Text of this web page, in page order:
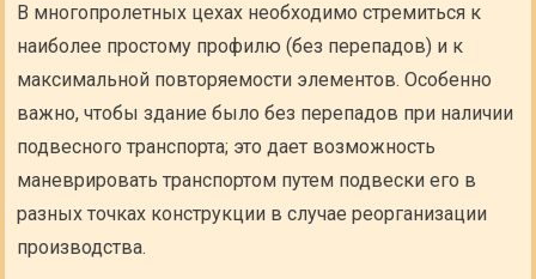
В многопролетных цехах необходимо стремиться к
наиболее простому профилю (без перепадов) и к
максимальной повторяемости элементов. Особенно
важно, чтобы здание было без перепадов при наличии
подвесного транспорта; это дает возможность
маневрировать транспортом путем подвески его в
разных точках конструкции в случае реорганизации
производства.